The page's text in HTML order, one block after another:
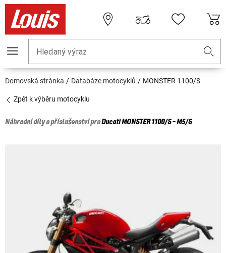
Hledaný výraz
Domovská stránka Databáze motocyklů MONSTER 1100/S
Zpět k výběru motocyklu
Náhradní díly a příslušenství proDucatiMONSTER 1100/S - M5/S